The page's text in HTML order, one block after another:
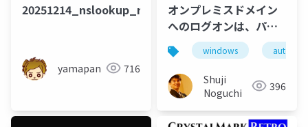
20251214_nslookup_resolve_dnsname_D
yamapan 716
オンプレミスドメイン
へのログオンは、パス
ワードで大丈夫です
か？～FIDO2セキュリ
ティキーによるパスワ
ードレス化を説明しま
す
windows autopilot
Shuji
Noguchi
396